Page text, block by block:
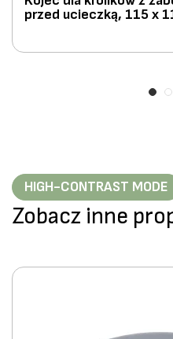
przed ucieczką, 115 x
HIGH-CONTRAST MODE
Zobacz inne